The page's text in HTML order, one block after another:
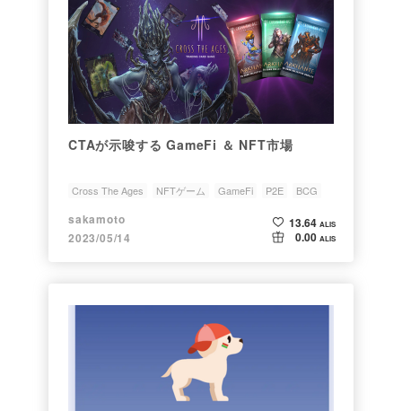
CTAが示唆する GameFi ＆ NFT市場
Cross The Ages NFTゲーム GameFi P2E BCG
sakamoto
2023/05/14
13.64 ALIS
0.00 ALIS